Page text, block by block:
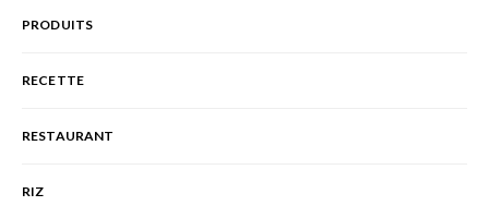
PRODUITS
RECETTE
RESTAURANT
RIZ